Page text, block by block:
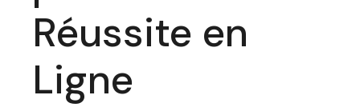
Réussite en
Ligne